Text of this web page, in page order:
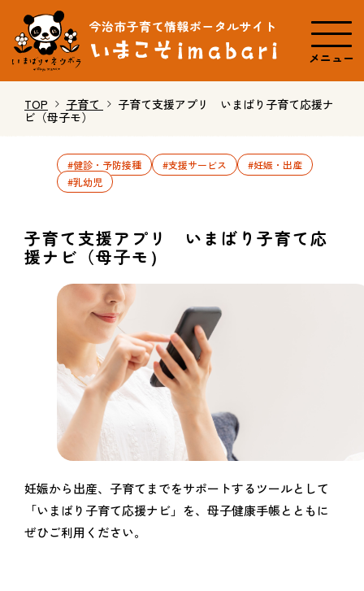
メニュー
TOP 子育て
子育て支援アプリ いまばり子育て応援ナ
ビ（母子モ）
#健診・予防接種 #支援サービス
#妊娠・出産
#乳幼児
子育て支援アプリ いまばり子育て応
援ナビ（母子モ）
妊娠から出産、子育てまでをサポートするツールとして
「いまばり子育て応援ナビ」を、母子健康手帳とともに
ぜひご利用ください。